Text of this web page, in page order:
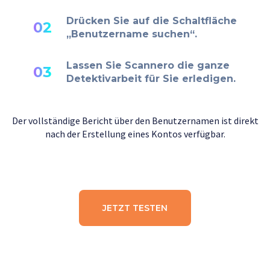
02
Drücken Sie auf die Schaltfläche
„Benutzername suchen“.
03
Lassen Sie Scannero die ganze
Detektivarbeit für Sie erledigen.
Der vollständige Bericht über den Benutzernamen ist direkt
nach der Erstellung eines Kontos verfügbar.
JETZT TESTEN